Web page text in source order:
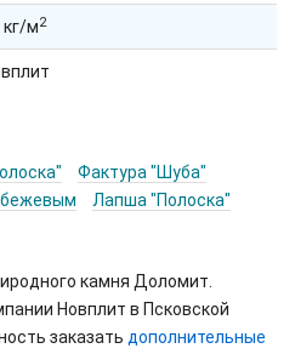
кг/м2
Фактура "Шуба"
Лапша "Полоска"
камня Доломит.
Новплит в Псковской
заказать дополнительные